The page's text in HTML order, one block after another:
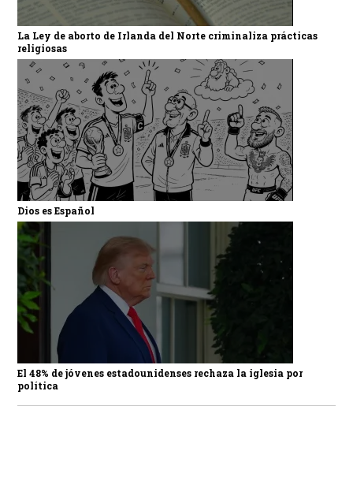
La Ley de aborto de Irlanda del Norte criminaliza prácticas
religiosas
Dios es Español
El 48% de jóvenes estadounidenses rechaza la iglesia por
política